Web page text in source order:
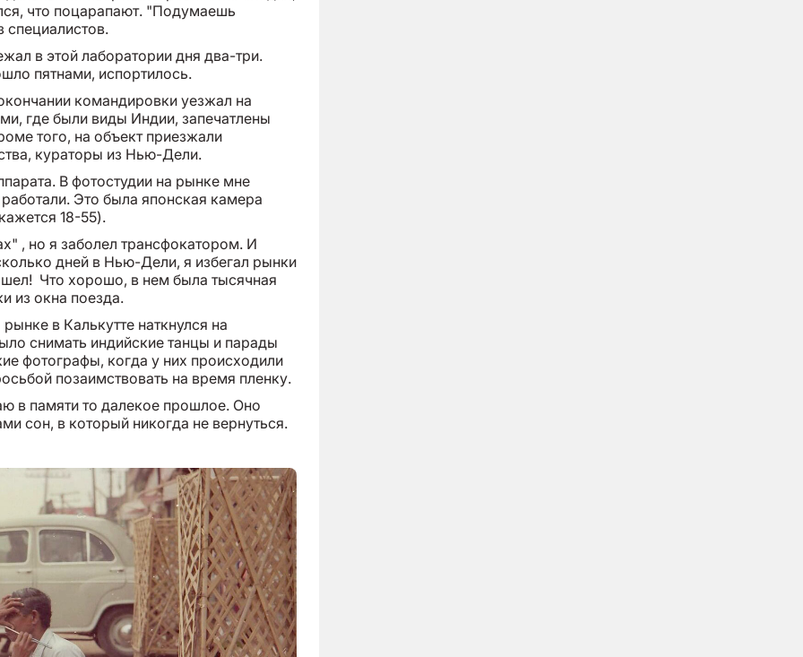
что поцарапают. "Подумаешь
специалистов.
в этой лаборатории дня два-три.
пятнами, испортилось.
командировки уезжал на
где были виды Индии, запечатлены
того, на объект приезжали
кураторы из Нью-Дели.
В фотостудии на рынке мне
Это была японская камера
18-55).
, но я заболел трансфокатором. И
дней в Нью-Дели, я избегал рынки
Что хорошо, в нем была тысячная
из окна поезда.
в Калькутте наткнулся на
снимать индийские танцы и парады
фотографы, когда у них происходили
позаимствовать на время пленку.
в памяти то далекое прошлое. Оно
сон, в который никогда не вернуться.